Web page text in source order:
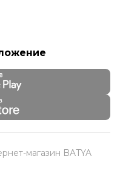
магазин BATYA